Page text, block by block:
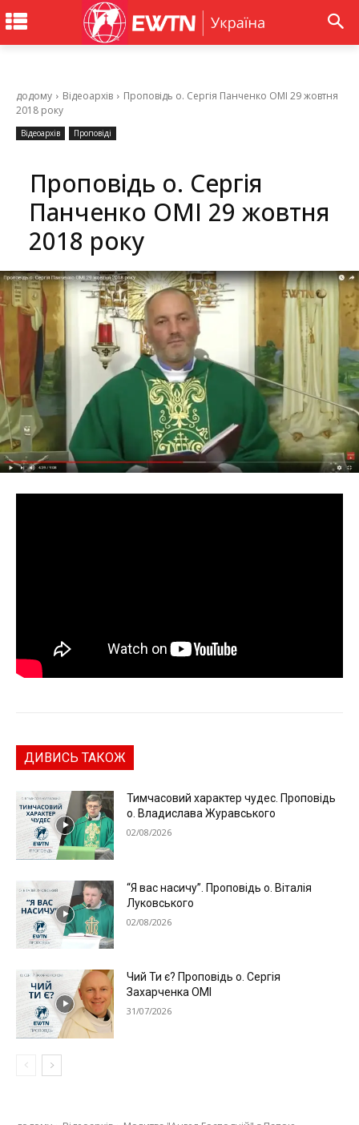
додому Відеоархів
Проповідь о. Сергія Панченко ОМІ 29 жовтня
2018 року
Відеоархів Проповіді
Проповідь о. Сергія
Панченко ОМІ 29 жовтня
2018 року
ДИВИСЬ ТАКОЖ
Тимчасовий характер чудес. Проповідь
о. Владислава Журавського
02/08/2026
“Я вас насичу”. Проповідь о. Віталія
Луковського
02/08/2026
Чий Ти є? Проповідь о. Сергія
Захарченка ОМІ
31/07/2026